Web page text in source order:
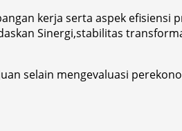
kerja serta aspek
Sinergi,stabilitas
selain mengevaluasi